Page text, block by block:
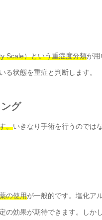
Scale）という重症度分類が
る状態を重症と判断します。
グ
。いきなり手術を行うのでは
の使用が一般的です。塩化ア
の効果が期待できます。しか